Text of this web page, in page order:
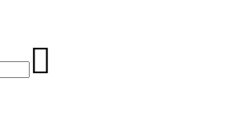
